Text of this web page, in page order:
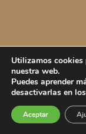
Utilizamos cookies
nuestra web.
Puedes aprender
desactivarlas en los
Aceptar